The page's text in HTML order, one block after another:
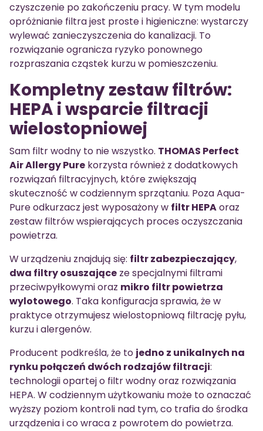
czyszczenie po zakończeniu pracy. W tym modelu
opróżnianie filtra jest proste i higieniczne: wystarczy
wylewać zanieczyszczenia do kanalizacji. To
rozwiązanie ogranicza ryzyko ponownego
rozpraszania cząstek kurzu w pomieszczeniu.
Kompletny zestaw filtrów:
HEPA i wsparcie filtracji
wielostopniowej
Sam filtr wodny to nie wszystko. THOMAS Perfect
Air Allergy Pure korzysta również z dodatkowych
rozwiązań filtracyjnych, które zwiększają
skuteczność w codziennym sprzątaniu. Poza Aqua-
Pure odkurzacz jest wyposażony w filtr HEPAoraz
zestaw filtrów wspierających proces oczyszczania
powietrza.
W urządzeniu znajdują się: filtr zabezpieczający,
dwa filtry osuszające ze specjalnymi filtrami
przeciwpyłkowymi oraz mikro filtr powietrza
wylotowego. Taka konfiguracja sprawia, że w
praktyce otrzymujesz wielostopniową filtrację pyłu,
kurzu i alergenów.
Producent podkreśla, że to jedno z unikalnych na
rynku połączeń dwóch rodzajów filtracji:
technologii opartej o filtr wodny oraz rozwiązania
HEPA. W codziennym użytkowaniu może to oznaczać
wyższy poziom kontroli nad tym, co trafia do środka
urządzenia i co wraca z powrotem do powietrza.